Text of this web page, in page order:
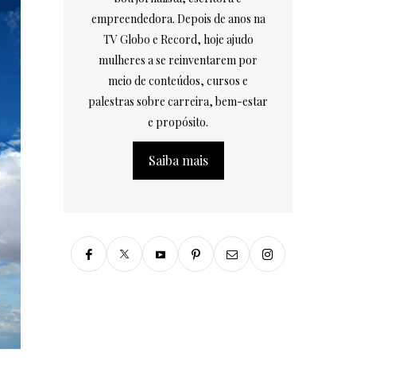
empreendedora. Depois de anos na
TV Globo e Record, hoje ajudo
mulheres a se reinventarem por
meio de conteúdos, cursos e
palestras sobre carreira, bem-estar
e propósito.
Saiba mais